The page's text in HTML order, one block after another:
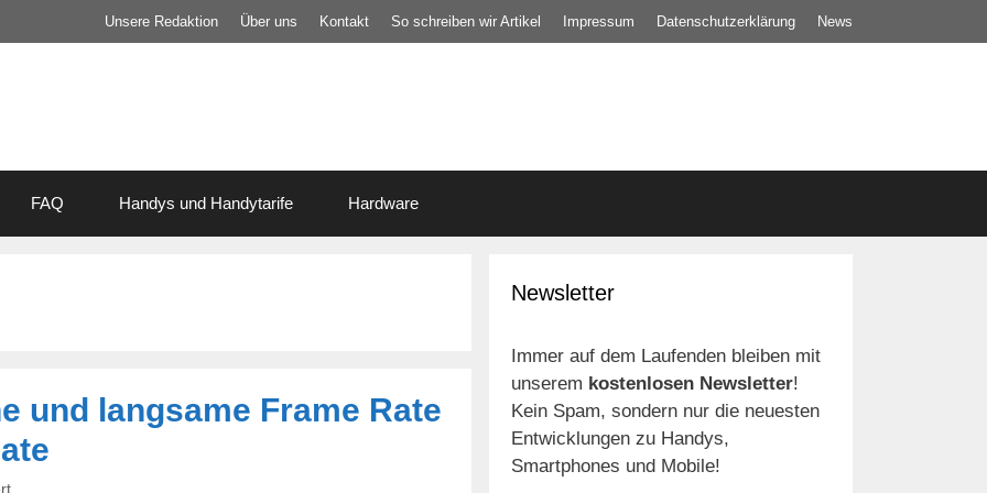
Unsere Redaktion Über uns Kontakt So schreiben wir Artikel Impressum Datenschutz­erklärung News
FAQ Handys und Handytarife Hardware
und langsame Frame Rate
Newsletter
Immer auf dem Laufenden bleiben mit
unserem kostenlosen Newsletter!
Kein Spam, sondern nur die neuesten
Entwicklungen zu Handys,
Smartphones und Mobile!